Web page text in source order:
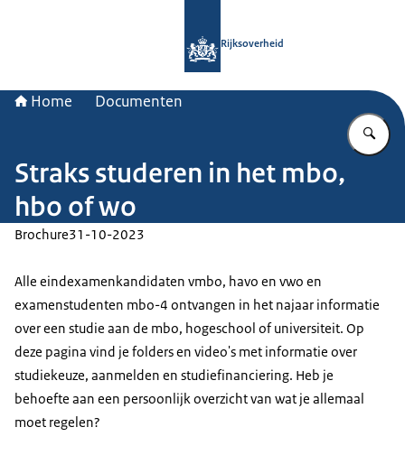
Rijksoverheid
Home Documenten
Straks studeren in het mbo,
hbo of wo
Brochure31-10-2023
Alle eindexamenkandidaten vmbo, havo en vwo en
examenstudenten mbo-4 ontvangen in het najaar informatie
over een studie aan de mbo, hogeschool of universiteit. Op
deze pagina vind je folders en video's met informatie over
studiekeuze, aanmelden en studiefinanciering. Heb je
behoefte aan een persoonlijk overzicht van wat je allemaal
moet regelen?